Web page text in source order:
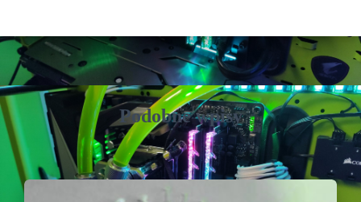
Podobne wpisy